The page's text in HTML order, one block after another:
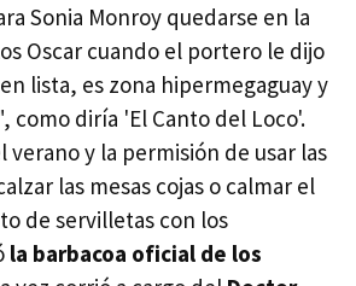
Sonia Monroy quedarse en la
Oscar cuando el portero le dijo
lista, es zona hipermegaguay y
como diría 'El Canto del Loco'.
verano y la permisión de usar las
las mesas cojas o calmar el
de servilletas con los
la barbacoa oficial de los